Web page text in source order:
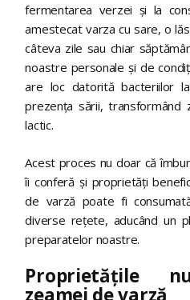
fermentarea verzei și la
amestecat varza cu sare, o
câteva zile sau chiar
noastre personale și de
are loc datorită bacteriilor
prezența sării, transformând
lactic.
Acest proces nu doar că
îi conferă și proprietăți
de varză poate fi
diverse rețete, aducând un
preparatelor noastre.
Proprietățile
zeamei de varză